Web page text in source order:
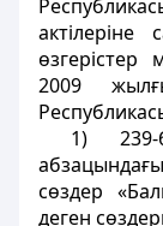
өзгерістер
2009
1) 239-
сөздер
деген